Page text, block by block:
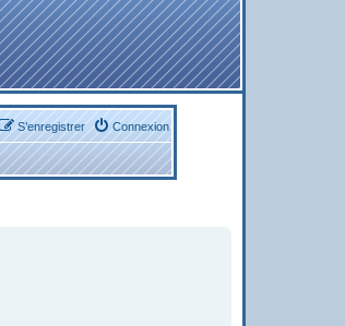
Connexion
S’enregistrer